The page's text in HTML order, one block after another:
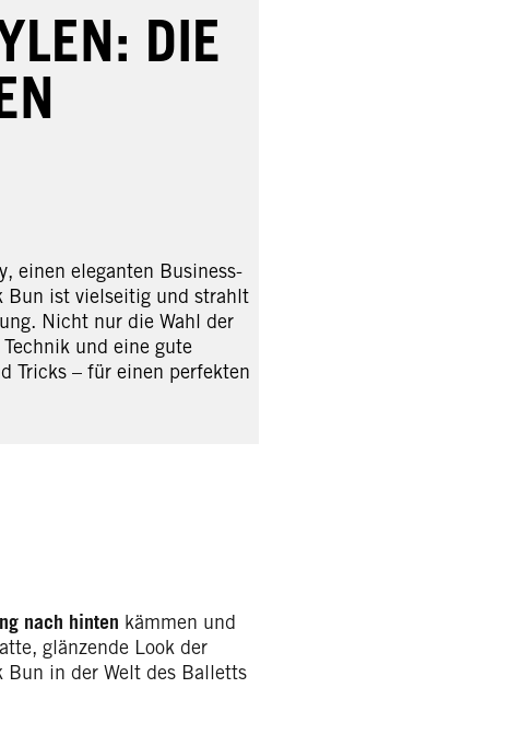
DIE
einen eleganten Business-
Bun ist vielseitig und strahlt
Nicht nur die Wahl der
und eine gute
Tricks – für einen perfekten
nach hinten kämmen und
glänzende Look der
Bun in der Welt des Balletts